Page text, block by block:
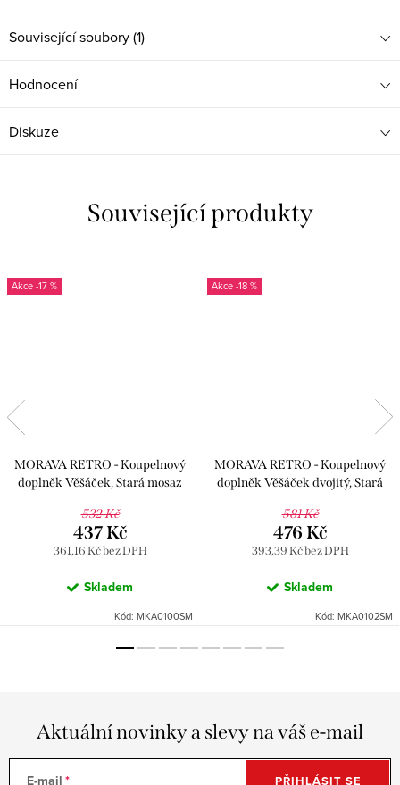
Související soubory (1)
Hodnocení
Diskuze
Související produkty
-17 %
MORAVA RETRO - Koupelnový
doplněk Věšáček, Stará mosaz
Slezák
532 Kč
361,16 Kč bez DPH
437 Kč
Skladem
Kód: MKA0100SM
-18 %
MORAVA RETRO - Koupelnový
doplněk Věšáček dvojitý, Stará
Slezák
581 Kč
393,39 Kč bez DPH
476 Kč
Skladem
Kód: MKA0102SM
Aktuální novinky a slevy na váš e-mail
PŘIHLÁSIT SE